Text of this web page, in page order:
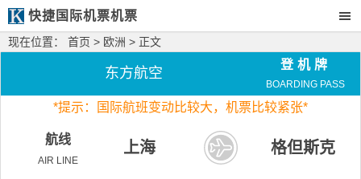
快捷国际机票机票
现在位置： 首页 > 欧洲 > 正文
东方航空
登机牌
BOARDING PASS
*提示：国际航班变动比较大， 机票比较紧张*
航线
AIR LINE
上海 格但斯克